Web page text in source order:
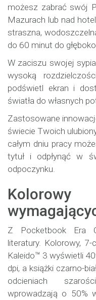
możesz zabrać swój
Mazurach lub nad
straszna,
do 60 minut do
W zaciszu swojej
wysoką
podświetl ekran i
światła do własnych
Zastosowane
świecie Twoich
całym dniu pracy
tytuł i odpłynąć w
odpoczynku.
Z Pocketbook Era
literatury. Kolorowy,
Kaleido™ 3 wyświetli
dpi, a książki czarno-
odcieniach
wprowadzają o 50%